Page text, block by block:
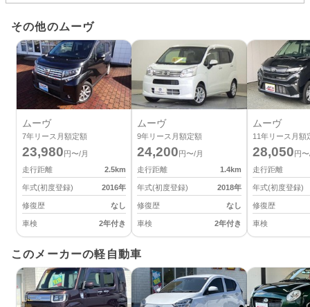
その他のムーヴ
ムーヴ
7年リース月額定額
23,980円〜/月
走行距離
2.5km
年式(初度登録) 2016年
修復歴 なし
車検 2年付き
ムーヴ
9年リース月額定額
24,200円〜/月
走行距離
1.4km
年式(初度登録) 2018年
修復歴 なし
車検 2年付き
ムーヴ
11年リース月額
28,050円
走行距離
年式(初度登録)
修復歴
車検
このメーカーの軽自動車